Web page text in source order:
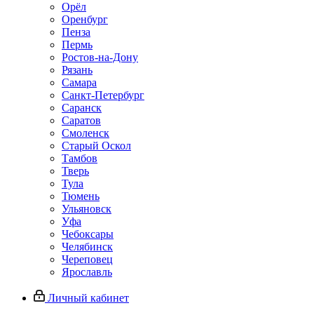
Орёл
Оренбург
Пенза
Пермь
Ростов‑на‑Дону
Рязань
Самара
Санкт‑Петербург
Саранск
Саратов
Смоленск
Старый Оскол
Тамбов
Тверь
Тула
Тюмень
Ульяновск
Уфа
Чебоксары
Челябинск
Череповец
Ярославль
Личный кабинет